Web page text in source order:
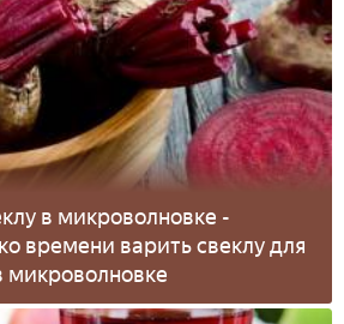
в микроволновке -
времени варить свеклу для
микроволновке